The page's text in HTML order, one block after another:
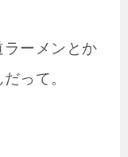
ーメンとか
って。